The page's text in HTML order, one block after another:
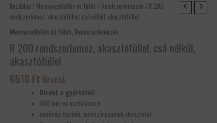
Kezdőlap / Mennyezethűtés és fűtés / Rendszerlemezek / R 200
rendszerlemez, akasztófüllel, cső nélkül, akasztófüllel
Mennyezethűtés és fűtés Rendszerlemezek
R 200 rendszerlemez, akasztófüllel, cső nélkül,
akasztófüllel
6510 Ft Bruttó
Direkt a gyártótól!
400 mm-es osztásközre
minőségi termék, masszív panelok akasztóval
R
200
rendszerlemez,
akasztófüllel,
cső
nélkül,
mennyiség